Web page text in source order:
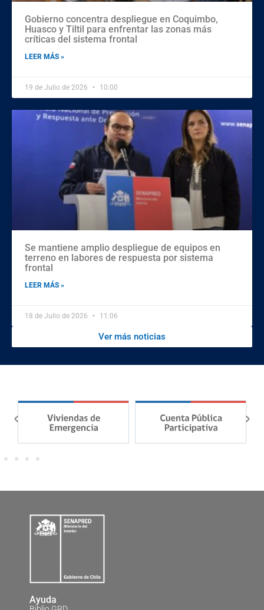
Gobierno concentra despliegue en Coquimbo,
Huasco y Tiltil para enfrentar las zonas más
críticas del sistema frontal
LEER MÁS »
19 de Julio de 2026 10:00
Se mantiene amplio despliegue de equipos en
terreno en labores de respuesta por sistema
frontal
LEER MÁS »
18 de Julio de 2026 11:06
Ver más noticias
Ayuda